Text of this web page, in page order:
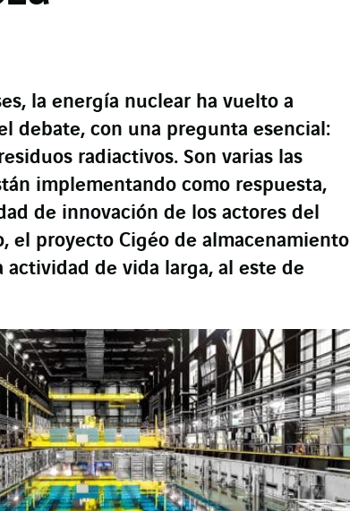
la energía nuclear ha vuelto a
debate, con una pregunta esencial:
radiactivos. Son varias las
implementando como respuesta,
de innovación de los actores del
el proyecto Cigéo de almacenamiento
actividad de vida larga, al este de